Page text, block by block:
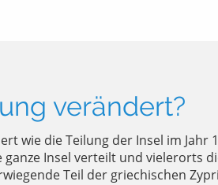
verändert?
wie die Teilung der Insel im Jahr
Insel verteilt und vielerorts
Teil der griechischen